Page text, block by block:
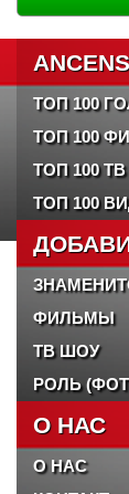
ТОП 100
ТОП 100
ТОП 100 ТВ
ТОП 100
ФИЛЬМЫ
ТВ ШОУ
РОЛЬ
О НАС
О НАС